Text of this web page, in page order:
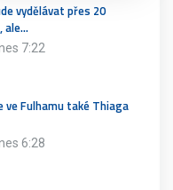
vydělávat přes 20
ale…
7:22
ve Fulhamu také Thiaga
6:28